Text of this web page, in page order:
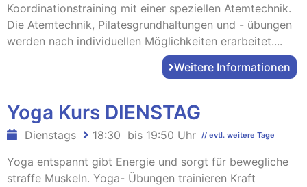
Koordinationstraining mit einer speziellen Atemtechnik.
Die Atemtechnik, Pilatesgrundhaltungen und - übungen
werden nach individuellen Möglichkeiten erarbeitet....
Weitere Informationen
Yoga Kurs DIENSTAG
Dienstags 18:30 bis 19:50 Uhr // evtl. weitere Tage
Yoga entspannt gibt Energie und sorgt für bewegliche
straffe Muskeln. Yoga- Übungen trainieren Kraft